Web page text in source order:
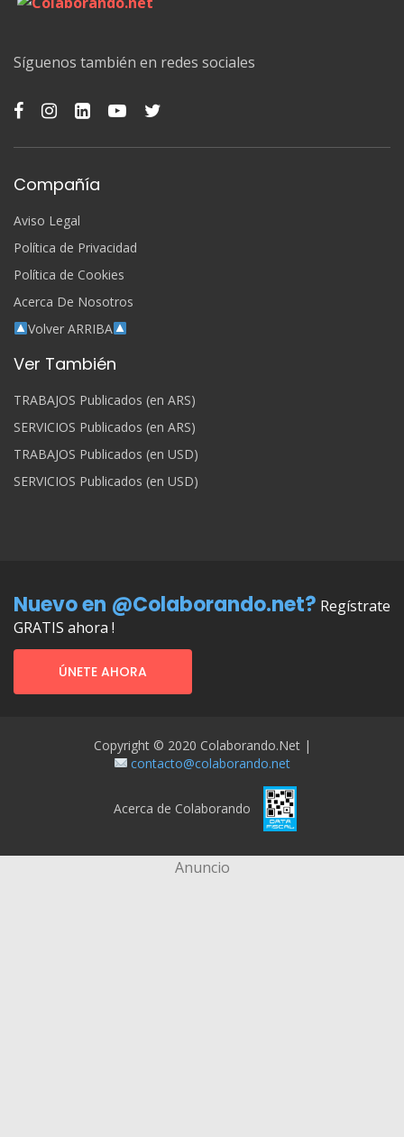
Síguenos también en redes sociales
Compañía
Aviso Legal
Política de Privacidad
Política de Cookies
Acerca De Nosotros
Volver ARRIBA
Ver También
TRABAJOS Publicados (en ARS)
SERVICIOS Publicados (en ARS)
TRABAJOS Publicados (en USD)
SERVICIOS Publicados (en USD)
Nuevo en @Colaborando.net? Regístrate
GRATIS ahora !
ÚNETE AHORA
Copyright © 2020 Colaborando.net |
contacto@colaborando.net
Acerca de Colaborando
Anuncio